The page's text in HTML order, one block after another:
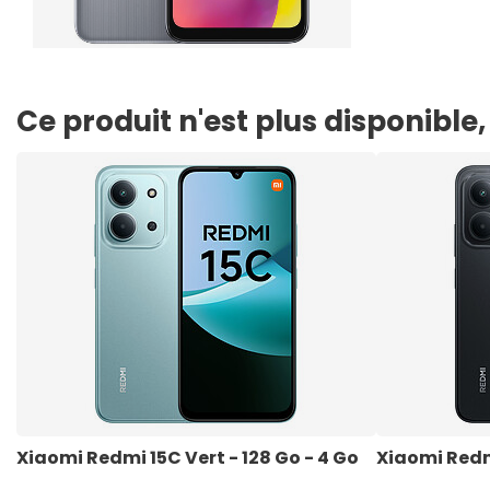
Ce produit n'est plus
Xiaomi Redmi 15C Vert - 128 Go - 4 Go Xiaomi